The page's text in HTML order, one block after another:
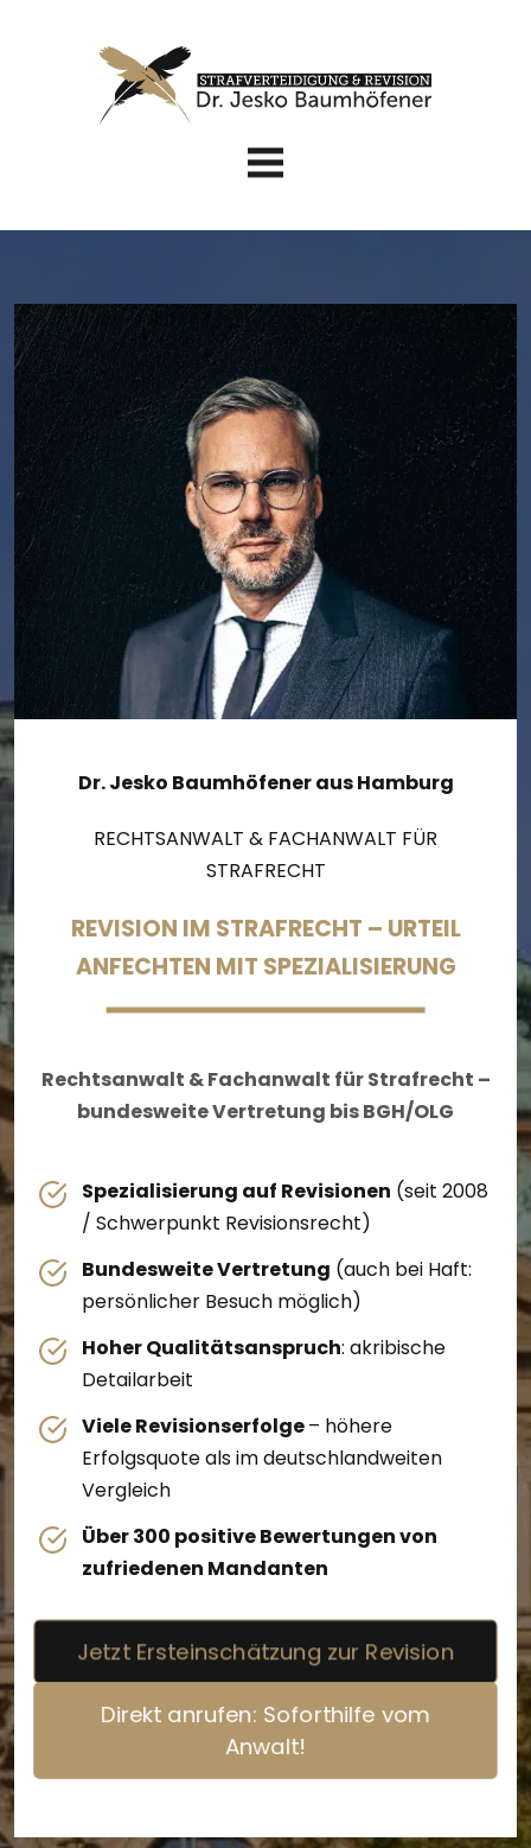
Dr. Jesko Baumhöfener aus Hamburg
RECHTSANWALT & FACHANWALT FÜR
STRAFRECHT
REVISION IM STRAFRECHT – URTEIL
ANFECHTEN MIT SPEZIALISIERUNG
Rechtsanwalt & Fachanwalt für Strafrecht –
bundesweite Vertretung bis BGH/OLG
Spezialisierung auf Revisionen (seit 2008
/ Schwerpunkt Revisionsrecht)
Bundesweite Vertretung (auch bei Haft:
persönlicher Besuch möglich)
Hoher Qualitätsanspruch: akribische
Detailarbeit
Viele Revisionserfolge– höhere
Erfolgsquote als im deutschlandweiten
Vergleich
Über 300 positive Bewertungen von
zufriedenen Mandanten
Jetzt Ersteinschätzung zur Revision
Direkt anrufen: Soforthilfe vom
Anwalt!